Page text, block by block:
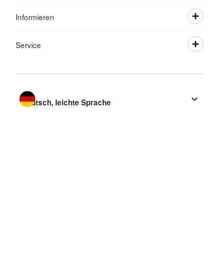
Informieren
Service
Sprache wechseln zu